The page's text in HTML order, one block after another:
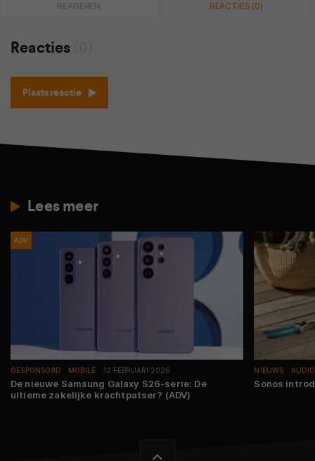
REAGEREN REACTIES (0)
Reacties
Plaats reactie
Lees meer
ADV
GESPONSORD MOBILE 12 FEBRUARI 2026
De nieuwe Samsung Galaxy S26-serie: De
ultieme zakelijke krachtpatser? (ADV)
NIEUWS AUDIO
Sonos